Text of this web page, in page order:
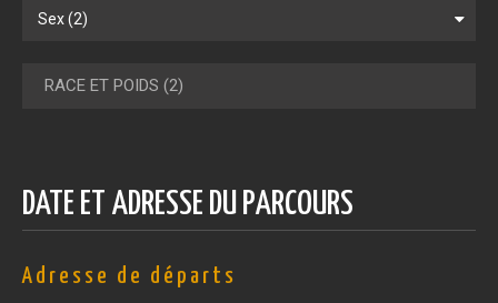
DATE ET ADRESSE DU PARCOURS
Adresse de départs